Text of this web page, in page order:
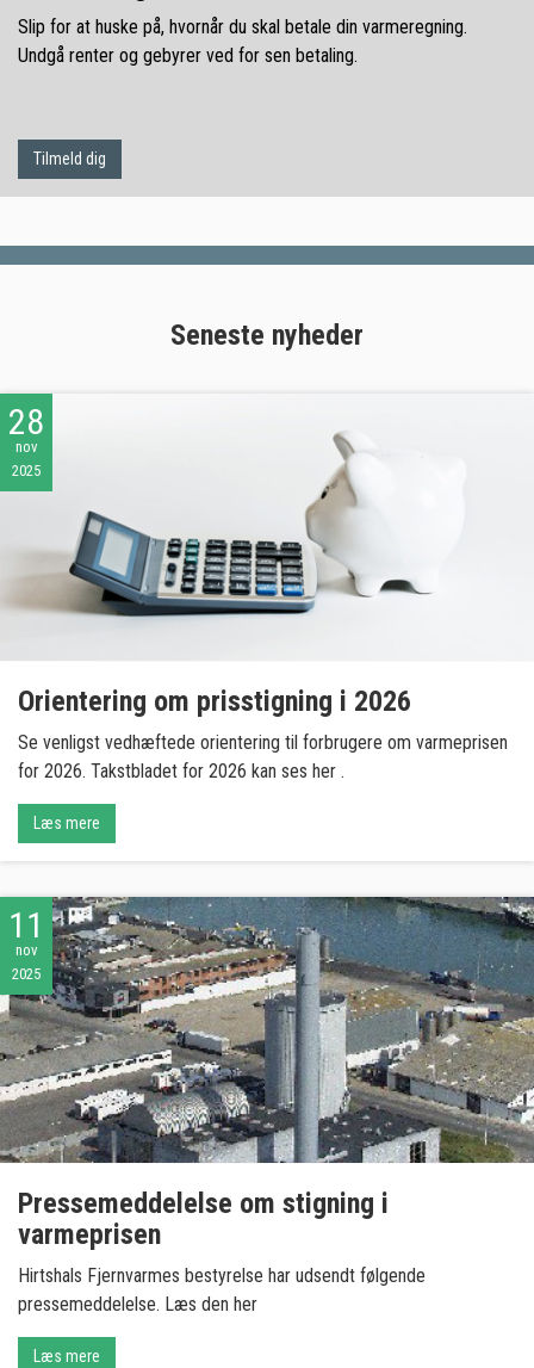
Slip for at huske på, hvornår du skal betale din varmeregning.
Undgå renter og gebyrer ved for sen betaling.
Tilmeld dig
Seneste nyheder
28
nov
2025
Orientering om prisstigning i 2026
Se venligst vedhæftede orientering til forbrugere om varmeprisen
for 2026. Takstbladet for 2026 kan ses her .
Læs mere
11
nov
2025
Pressemeddelelse om stigning i
varmeprisen
Hirtshals Fjernvarmes bestyrelse har udsendt følgende
pressemeddelelse. Læs den her
Læs mere